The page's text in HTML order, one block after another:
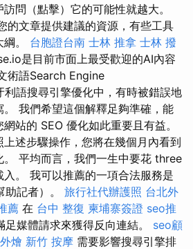
問（點擊）它的可能性就越大。
的文章提供建議的資源，有些工具
。 台胞證台南 士林 推拿 士林 撥
是目前市面上最受歡迎的AI內容
術語Search Engine
語搜尋引擎優化中，有時被錯誤地
。 我們希望這個解釋足夠準確，能
站的 SEO 優化如此重要且有益。
述步驟操作，您將在幾個月內看到
。 平均而言，我們一生中要花 three
。 我可以推薦的一項合法服務是
助記者）。 旅行社代辦護照 台北外
薦 在 台中 整復 柬埔寨簽證 seo推
足媒體請求來獲得反向連結。 seo顧
燴 新竹 按摩 需要影響搜尋引擎排